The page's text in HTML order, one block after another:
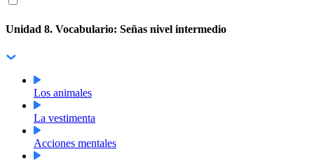
Unidad 8. Vocabulario: Señas nivel intermedio
Los animales
La vestimenta
Acciones mentales